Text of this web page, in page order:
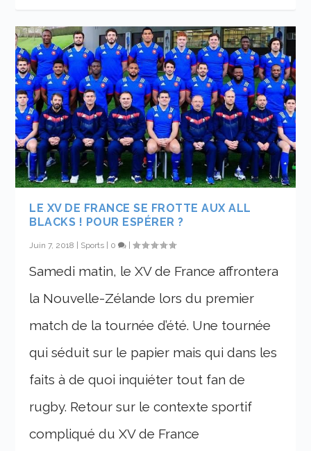
LE XV DE FRANCE SE FROTTE AUX ALL
BLACKS ! POUR ESPÉRER ?
Juin 7, 2018 Sports 0 |
Samedi matin, le XV de France affrontera
la Nouvelle-Zélande lors du premier
match de la tournée d’été. Une tournée
qui séduit sur le papier mais qui dans les
faits à de quoi inquiéter tout fan de
rugby. Retour sur le contexte sportif
compliqué du XV de France